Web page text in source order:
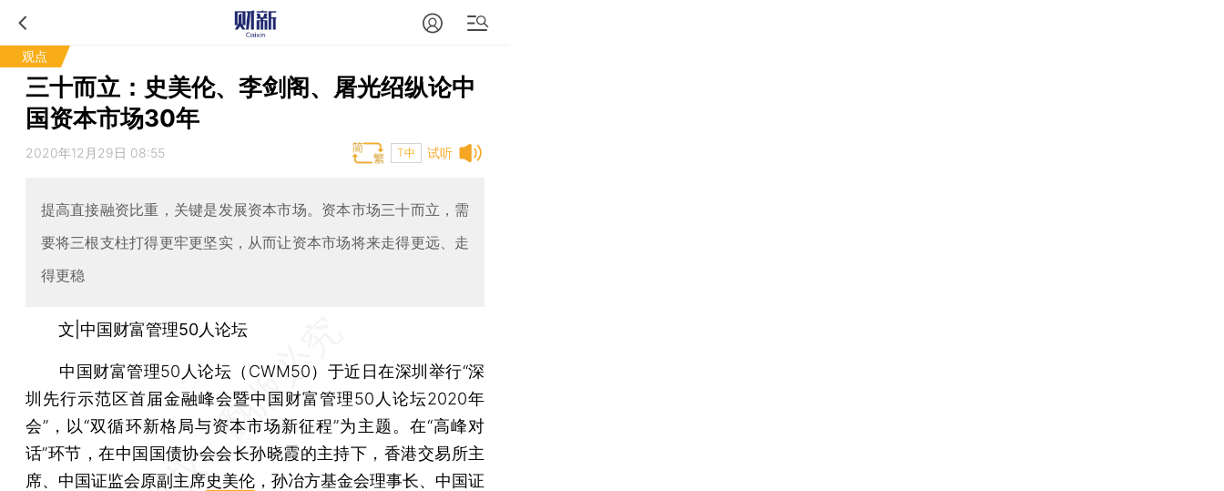
观点
三十而立：史美伦、李剑阁、屠光绍纵论中
国资本市场30年
试听
2020年12月29日 08:55 T中
提高直接融资比重，关键是发展资本市场。资本市场三十而立，需
要将三根支柱打得更牢更坚实，从而让资本市场将来走得更远、走
得更稳
文|中国财富管理50人论坛
中国财富管理50人论坛（CWM50）于近日在深圳举行“深
圳先行示范区首届金融峰会暨中国财富管理50人论坛2020年
会”，以“双循环新格局与资本市场新征程”为主题。在“高峰对
话”环节，在中国国债协会会长孙晓霞的主持下，香港交易所主
席、中国证监会原副主席史美伦 ，孙冶方基金会理事长、中国证